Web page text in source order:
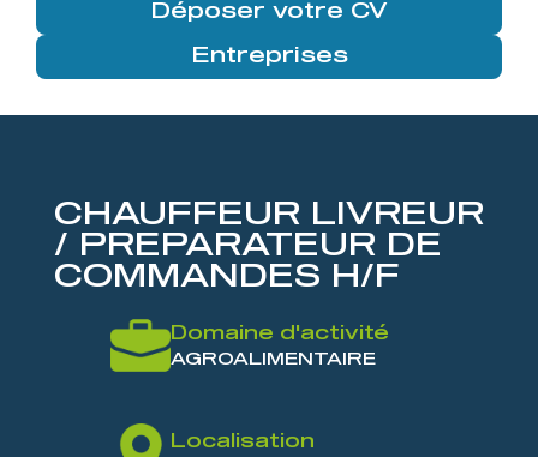
Déposer votre CV
Entreprises
CHAUFFEUR LIVREUR
/ PREPARATEUR DE
COMMANDES H/F
Domaine d'activité
AGROALIMENTAIRE
Localisation